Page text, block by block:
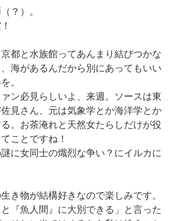
？）。
都と水族館ってあんまり結びつかな
海があるんだから別にあってもいい
。
ン必見らしいよ、来週。ソースは東
見さん、元は気象学とか海洋学とか
。お茶淹れと天然女たらしだけが役
ことですね！
に女同士の熾烈な争い？にイルカに
き物が結構好きなので楽しみです。
と『魚人間』に大別できる」と言った